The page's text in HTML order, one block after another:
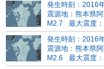
発生時刻：2016
震源地：熊本県
M2.7
最大震度
発生時刻：2016
震源地：熊本県
M2.6
最大震度